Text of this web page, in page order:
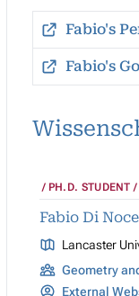
Fabio's
Fabio's
PH.D. STUDENT
Fabio Di
Lancaster
Geometry
External